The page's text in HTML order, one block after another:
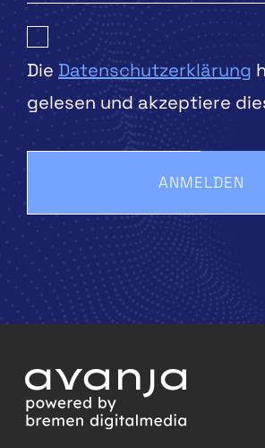
Die Datenschutzerklärung
gelesen und akzeptiere
ANMELDEN